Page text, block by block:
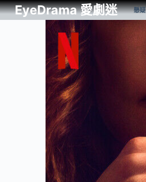
EyeDrama 愛劇迷 懸疑